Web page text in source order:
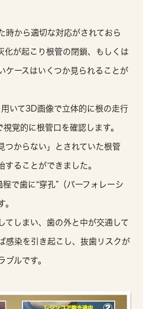
時から適切な対応がされておら
化が起こり根管の閉鎖、もしくは
ケースはいくつか見られることが
いて3D画像で立体的に根の走行
視覚的に根管口を確認 します。
つからない」とされていた根管
することができました。
で歯に“穿孔”（パーフォレーシ
。
てしまい、歯の外と中が交通して
感染を引き起こし、 抜歯リスクが
ブルです。